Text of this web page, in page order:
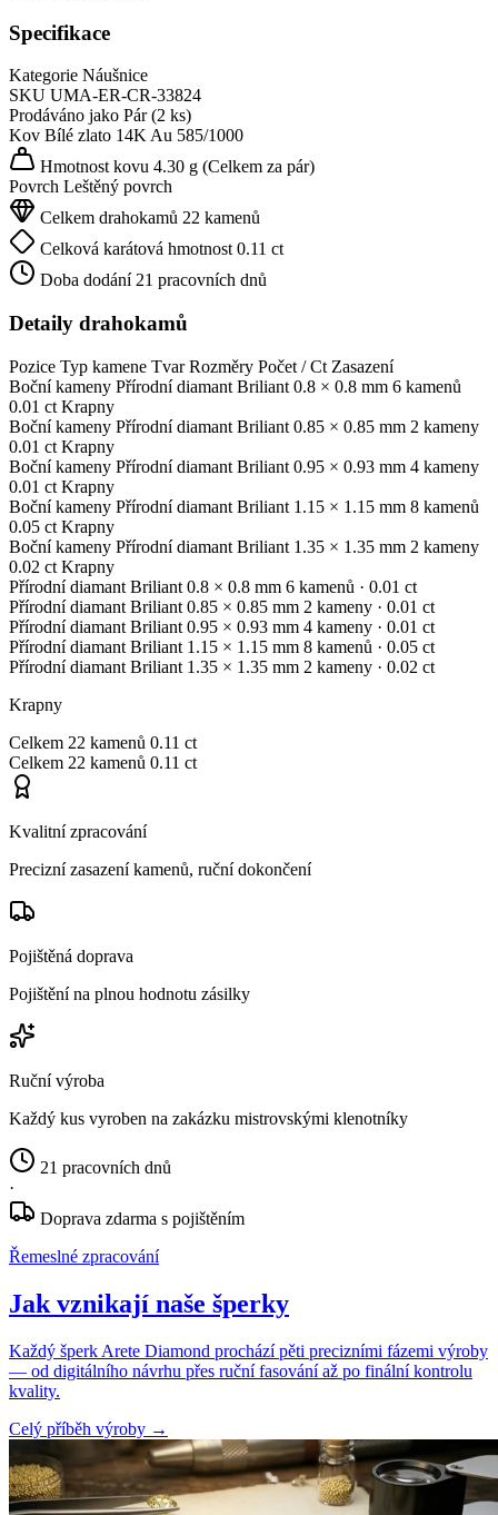
Specifikace
Kategorie Náušnice
SKU UMA-ER-CR-33824
Prodáváno jako Pár (2 ks)
Kov Bílé zlato 14KAu 585/1000
Hmotnost kovu 4.30 g (Celkem za pár)
Povrch Leštěný povrch
Celkem drahokamů 22 kamenů
Celková karátová hmotnost 0.11 ct
Doba dodání 21 pracovních dnů
Detaily drahokamů
Pozice Typ kamene Tvar Rozměry Počet / Ct Zasazení
Boční kameny Přírodní diamant Briliant 0.8 × 0.8 mm 6 kamenů
0.01 ct Krapny
Boční kameny Přírodní diamant Briliant 0.85 × 0.85 mm 2 kameny
0.01 ct Krapny
Boční kameny Přírodní diamant Briliant 0.95 × 0.93 mm 4 kameny
0.01 ct Krapny
Boční kameny Přírodní diamant Briliant 1.15 × 1.15 mm 8 kamenů
0.05 ct Krapny
Boční kameny Přírodní diamant Briliant 1.35 × 1.35 mm 2 kameny
0.02 ct Krapny
Přírodní diamant Briliant 0.8 × 0.8 mm 6 kamenů · 0.01 ct
Přírodní diamant Briliant 0.85 × 0.85 mm 2 kameny · 0.01 ct
Přírodní diamant Briliant 0.95 × 0.93 mm 4 kameny · 0.01 ct
Přírodní diamant Briliant 1.15 × 1.15 mm 8 kamenů · 0.05 ct
Přírodní diamant Briliant 1.35 × 1.35 mm 2 kameny · 0.02 ct
Krapny
Celkem 22 kamenů 0.11 ct
Celkem 22 kamenů 0.11 ct
Kvalitní zpracování
Precizní zasazení kamenů, ruční dokončení
Pojištěná doprava
Pojištění na plnou hodnotu zásilky
Ruční výroba
Každý kus vyroben na zakázku mistrovskými klenotníky
21 pracovních dnů
·
Doprava zdarma s pojištěním
Řemeslné zpracování
Jak vznikají naše šperky
Každý šperk Arete Diamond prochází pěti precizními fázemi výroby
— od digitálního návrhu přes ruční fasování až po finální kontrolu
kvality.
Celý příběh výroby →